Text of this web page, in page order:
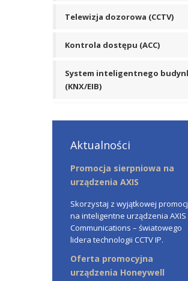
Telewizja dozorowa (CCTV)
Kontrola dostępu (ACC)
System inteligentnego
(KNX/EIB)
Aktualności
Promocja sierpniowa na
urządzenia AXIS
Skorzystaj z wyjątkowej
na inteligentne urządzenia AXIS
Communications – światowego
lidera technologii CCTV IP.
Oferta promocyjna
urządzenia Honeywell